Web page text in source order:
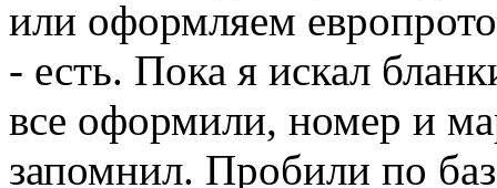
или оформляем
- есть. Пока я искал
все оформили, номер и
запомнил. Пробили по